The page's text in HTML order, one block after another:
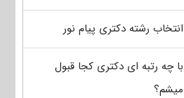
انتخاب رشته دکتری پیام نور
با چه رتبه ای دکتری کجا قبول
میشم؟